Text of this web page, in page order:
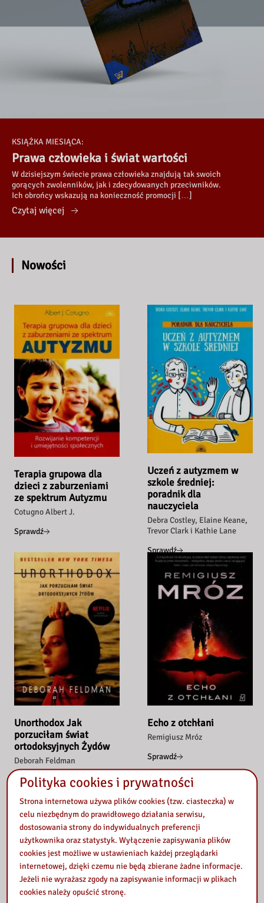
KSIĄŻKA MIESIĄCA:
Prawa człowieka i świat wartości
W dzisiejszym świecie prawa człowieka znajdują tak swoich
gorących zwolenników, jak i zdecydowanych przeciwników.
Ich obrońcy wskazują na konieczność promocji […]
Czytaj więcej
Nowości
Terapia grupowa dla
dzieci z zaburzeniami
ze spektrum Autyzmu
Cotugno Albert J.
Sprawdź
Unorthodox Jak
porzuciłam świat
ortodoksyjnych Żydów
Deborah Feldman
Sprawdź
Uczeń z autyzmem w
szkole średniej:
poradnik dla
nauczyciela
Debra Costley, Elaine Keane,
Trevor Clark i Kathie Lane
Sprawdź
Echo z otchłani
Remigiusz Mróz
Sprawdź
Polityka cookies i prywatności
Strona internetowa używa plików cookies (tzw. ciasteczka) w
celu niezbędnym do prawidłowego działania serwisu,
dostosowania strony do indywidualnych preferencji
użytkownika oraz statystyk. Wyłączenie zapisywania plików
cookies jest możliwe w ustawieniach każdej przeglądarki
internetowej, dzięki czemu nie będą zbierane żadne informacje.
Jeżeli nie wyrażasz zgody na zapisywanie informacji w plikach
cookies należy opuścić stronę.